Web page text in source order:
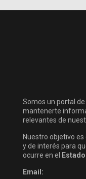
Somos un portal
mantenerte
relevantes de
Nuestro objetivo
y de interés para
ocurre en el
Email: